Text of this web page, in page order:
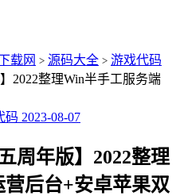
载网 > 源码大全 > 游戏代码
2022整理Win半手工服务端
码 2023-08-07
周年版】2022整理
后台+安卓苹果双